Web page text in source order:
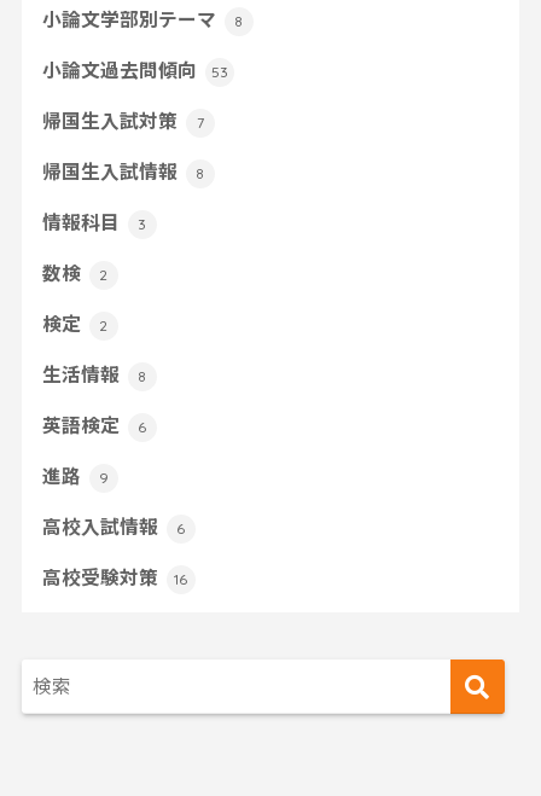
小論文学部別テーマ 8
小論文過去問傾向 53
帰国生入試対策 7
帰国生入試情報 8
情報科目 3
数検 2
検定 2
生活情報 8
英語検定 6
進路 9
高校入試情報 6
高校受験対策 16